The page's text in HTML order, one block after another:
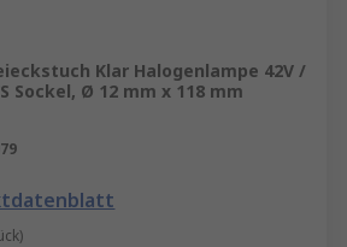
Klar Halogenlampe 42V /
Sockel, Ø 12 mm x 118 mm